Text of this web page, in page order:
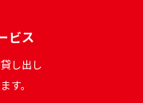
ビス
し出し
す。